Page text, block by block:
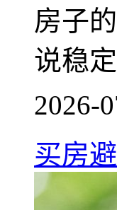
房子
说稳
2026-
买房